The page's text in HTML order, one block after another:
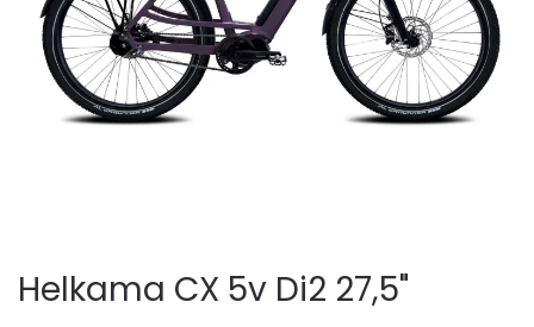
Helkama CX 5v Di2 27,5"